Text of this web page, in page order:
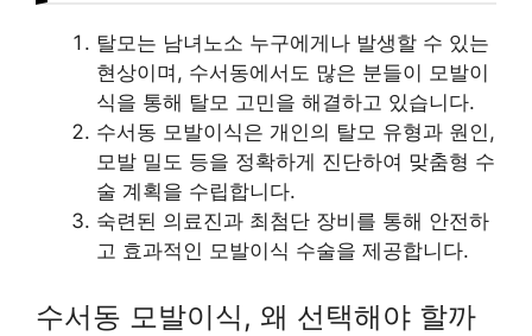
탈모는 남녀노소 누구에게나 발생할 수 있는
현상이며, 수서동에서도 많은 분들이 모발이
식을 통해 탈모 고민을 해결하고 있습니다.
수서동 모발이식은 개인의 탈모 유형과 원인,
모발 밀도 등을 정확하게 진단하여 맞춤형 수
술 계획을 수립합니다.
숙련된 의료진과 최첨단 장비를 통해 안전하
고 효과적인 모발이식 수술을 제공합니다.
수서동 모발이식, 왜 선택해야 할까